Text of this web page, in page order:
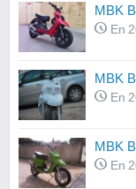
MBK
En
MBK
En
MBK
En